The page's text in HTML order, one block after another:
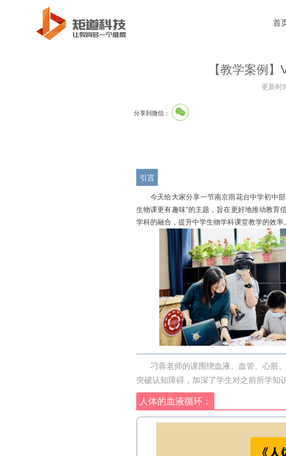
首
【教学案例
更新时
分享到微信：
引言
今天给大家分享一节南京雨花台中学初中
生物课更有趣味”的主题，旨在更好地推动教育
学科的融合，提升中学生物学科课堂教学的效率。
刁蓉老师的课围绕血液、血管、心脏、
突破认知障碍，加深了学生对之前所学知
人体的血液循环：